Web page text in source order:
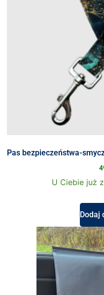
Pas bezpieczeństwa-
U Ciebie już
Dodaj